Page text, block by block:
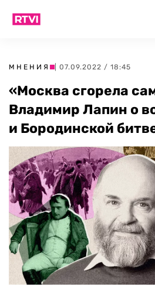
МНЕНИЯ | 07.09.2022 / 18:45
«Москва сгорела
Владимир Лапин о
и Бородинской